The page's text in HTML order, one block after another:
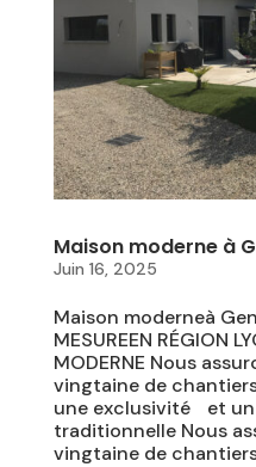
Maison moderne à
Juin 16, 2025
Maison moderneà
MESUREEN RÉGION
MODERNE Nous
vingtaine de
une exclusivité et un
traditionnelle Nous
vingtaine de chantiers